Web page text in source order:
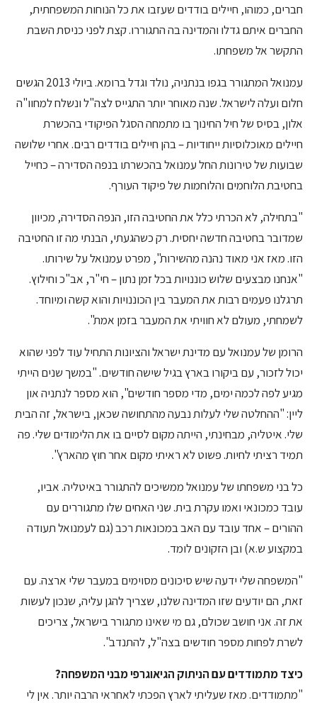
חברים, כמוהו, חיילים בודדים שעזבו את כל הנוחות המשפחתית,
החברים איתם גדלו והמדינה בה התגוררו. קצת לפני כניסת השבת
התקשר אל משפחתו.
עמנואל המתגורר בגפו בנתניה, נולד וגדל ברומא. ביולי 2013 הגשים
חלום ועלה לישראל. שנה מאוחר יותר התגייס לצה"ל ונשלח למחוו"ה
אלון, בסיס של חיל החינוך בו מתמחה הסגל הפיקודי בהכשרת
חיילים מאוכלוסיות ייחודיות – בהן חיילים בודדים רבים. אחרי שלושה
שבועות של טירונות החל עמנואל בהכשרתו בנפה הסדירה – כחייל
בחטיבת הלוחמים והלוחמות של פיקוד העורף.
"בתחילה, לא הכרתי כלל את החטיבה הזו, הנפה הסדירה, מכיוון
שמדובר בחטיבה חדשה יחסית. רק כשהגעתי, הבנתי מה זו החטיבה
הזו. מאז אני מאוד נהנה מהשירות", מפרט עמנואל על שירותו.
"אנחנו מבצעים שלוש כוננויות בכל זמן נתון – חי"ר, אב"כ וחילוץ.
תרגלנו פעמים רבות את המעבר בין הכוננויות והוא קשה ומיוחד.
לשמחתי, מעולם לא חוויתי את המעבר בזמן אמת".
הרומן של עמנואל עם מדינת ישראל והציונות התחיל עוד לפני שהוא
יכול לזכור, עם ביקורו בארץ בגיל שישה חודשים. "במשך שנים הייתי
מגיע לפה לכמה ימים, מדי מספר חודשים", הוא מספר לנתניה און
ליין: "ההחלטה שלי לעלות נבעה מהתחושה שכאן, בישראל, זה הבית
שלי. איטליה, מבחינתי, הייתה מקום לסיים בו את הלימודים שלי. פה
תמיד רציתי לחיות. פשוט לא ראיתי מקום אחר חוץ מהארץ".
כל בני משפחתו של עמנואל ממשיכים להתגורר באיטליה. אביו,
עובד כמכונאי ואמו עקרת בית. שני האחים שלו מתגוררים עם
ההורים – אחד עובד עם האב במכונאות רכב (גם לעמנואל תעודה
במקצוע ש.א) ובן הזקונים לומד.
"המשפחה שלי ידעה שיש סיכונים מסוימים במעבר שלי ארצה. עם
זאת, הם יודעים שזו המדינה שלנו, שצריך להגן עליה, שנכון לעשות
את זה. אני חושב שכולם, גם מי שאינו מתגורר בישראל, צריכים
לשרת לפחות מספר חודשים בצה"ל, להתנדב".
כיצד מתמודדים עם הניתוק הגיאוגרפי מבני המשפחה?
"מתמודדים. מאז שעליתי לארץ הפכתי לאחראי הרבה יותר. אין לי